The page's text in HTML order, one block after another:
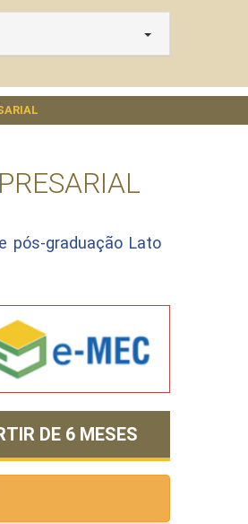
pós-graduação Lato
DE 6 MESES